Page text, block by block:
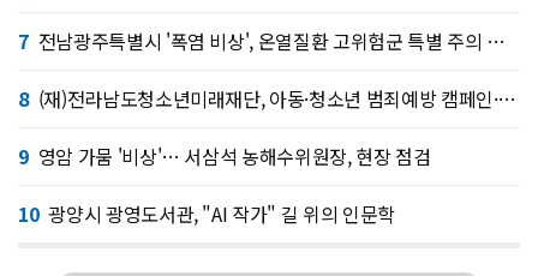
7 전남광주특별시 '폭염 비상', 온열질환 고위험군 특별 주의 당부
8 (재)전라남도청소년미래재단, 아동·청소년 범죄예방 캠페인·연합 아웃리치
9 영암 가뭄 '비상'… 서삼석 농해수위원장, 현장 점검
10 광양시 광영도서관, "AI 작가" 길 위의 인문학